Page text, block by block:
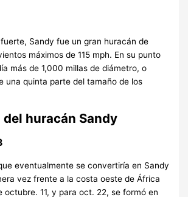
Sandy fue un gran huracán de
máximos de 115 mph. En su punto
más de 1,000 millas de diámetro, o
una quinta parte del tamaño de los
huracán Sandy
eventualmente se convertiría en Sandy
vez frente a la costa oeste de África
octubre. 11, y para oct. 22, se formó en